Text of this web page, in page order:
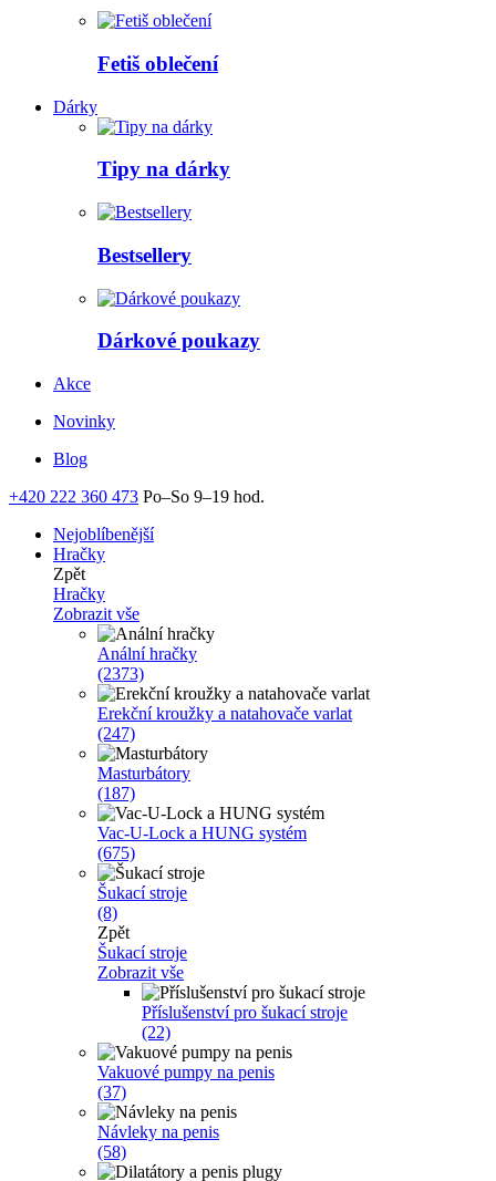
Fetiš oblečení
Dárky
Tipy na dárky
Bestsellery
Dárkové poukazy
Akce
Novinky
Blog
+420 222 360 473 Po–So 9–19 hod.
Nejoblíbenější
Hračky
Zpět
Hračky
Zobrazit vše
Anální hračky
(2373)
Erekční kroužky a natahovače varlat
(247)
Masturbátory
(187)
Vac-U-Lock a HUNG systém
(675)
Šukací stroje
(8)
Zpět
Šukací stroje
Zobrazit vše
Příslušenství pro šukací stroje
(22)
Vakuové pumpy na penis
(37)
Návleky na penis
(58)